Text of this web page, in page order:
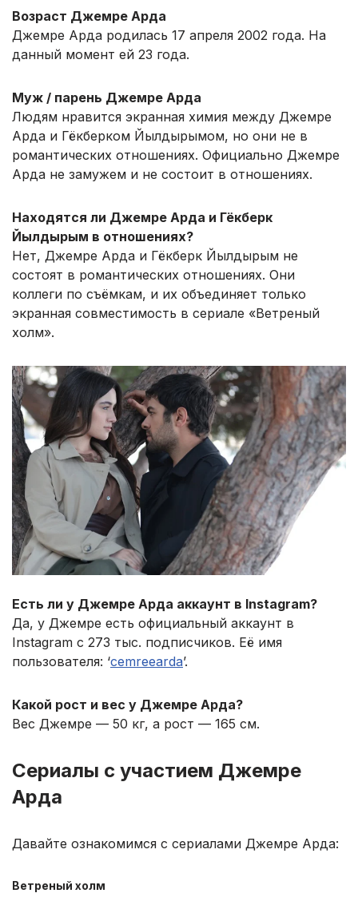
Возраст Джемре Арда
Джемре Арда родилась 17 апреля 2002 года. На
данный момент ей 23 года.
Муж / парень Джемре Арда
Людям нравится экранная химия между Джемре
Арда и Гёкберком Йылдырымом, но они не в
романтических отношениях. Официально Джемре
Арда не замужем и не состоит в отношениях.
Находятся ли Джемре Арда и Гёкберк
Йылдырым в отношениях?
Нет, Джемре Арда и Гёкберк Йылдырым не
состоят в романтических отношениях. Они
коллеги по съёмкам, и их объединяет только
экранная совместимость в сериале «Ветреный
холм».
Есть ли у Джемре Арда аккаунт в Instagram?
Да, у Джемре есть официальный аккаунт в
Instagram с 273 тыс. подписчиков. Её имя
пользователя: ‘cemreearda’.
Какой рост и вес у Джемре Арда?
Вес Джемре — 50 кг, а рост — 165 см.
Сериалы с участием Джемре
Арда
Давайте ознакомимся с сериалами Джемре Арда:
Ветреный холм